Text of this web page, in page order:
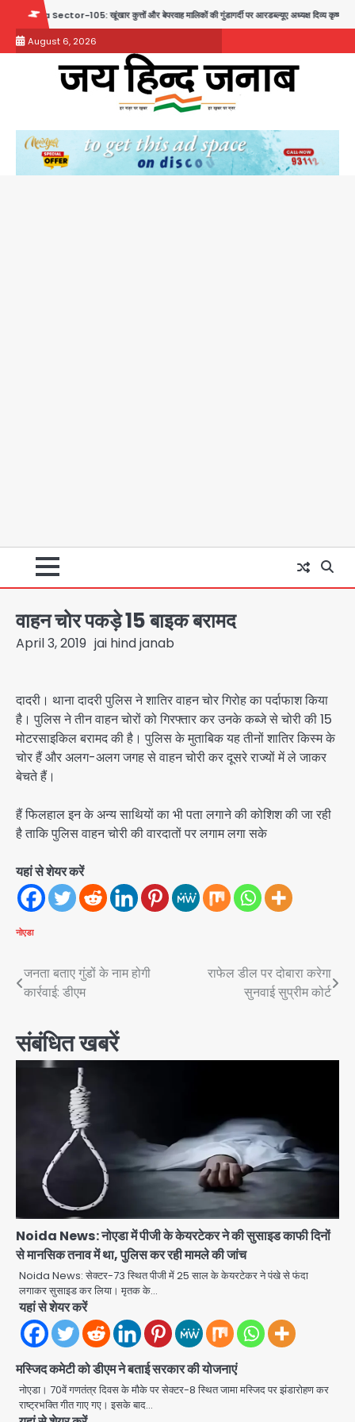
content
खूंखार कुत्तों और बेपरवाह मालिकों की गुंडागर्दी पर आरडब्ल्यूए अध्यक्ष दिव्य कृष्णात्रेय का करारा हमला,
August 6, 2026
वाहन चोर पकड़े 15 बाइक बरामद
April 3, 2019 jai hind janab
दादरी। थाना दादरी पुलिस ने शातिर वाहन चोर गिरोह का पर्दाफाश किया
है। पुलिस ने तीन वाहन चोरों को गिरफ्तार कर उनके कब्जे से चोरी की 15
मोटरसाइकिल बरामद की है। पुलिस के मुताबिक यह तीनों शातिर किस्म के
चोर हैं और अलग-अलग जगह से वाहन चोरी कर दूसरे राज्यों में ले जाकर
बेचते हैं।
हैं फिलहाल इन के अन्य साथियों का भी पता लगाने की कोशिश की जा रही
है ताकि पुलिस वाहन चोरी की वारदातों पर लगाम लगा सके
यहां से शेयर करें
नोएडा
Post
navigation
जनता बताए गुंडों के नाम होगी
कार्रवाई: डीएम
राफेल डील पर दोबारा करेगा
सुनवाई सुप्रीम कोर्ट
संबंधित खबरें
Noida News: नोएडा में पीजी के केयरटेकर ने की सुसाइड काफी दिनों
से मानसिक तनाव में था, पुलिस कर रही मामले की जांच
Noida News: सेक्टर-73 स्थित पीजी में 25 साल के केयरटेकर ने पंखे से फंदा
लगाकर सुसाइड कर लिया। मृतक के…
यहां से शेयर करें
मस्जिद कमेटी को डीएम ने बताई सरकार की योजनाएं
नोएडा। 70वें गणतंत्र दिवस के मौके पर सेक्टर-8 स्थित जामा मस्जिद पर झंडारोहण कर
राष्ट्रभक्ति गीत गाए गए। इसके बाद…
2
Iljin fire accident: इलजिन
इलेक्ट्रॉनिक्स की बिल्डिंग में बड़े निर्माण दोष,
कंक्रीट बीम तिरछा; पीडब्ल्यूडी ऑडिट में
चौंकाने वाला खुलासा
Avinash Kumar